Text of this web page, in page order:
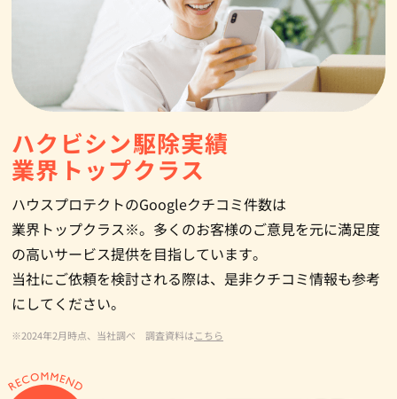
ハクビシン駆除実績
業界トップクラス
ハウスプロテクトのGoogleクチコミ件数は
業界トップクラス※。多くのお客様のご意見を元に満足度
の高いサービス提供を目指しています。
当社にご依頼を検討される際は、是非クチコミ情報も参考
にしてください。
※2024年2月時点、当社調べ 調査資料はこちら